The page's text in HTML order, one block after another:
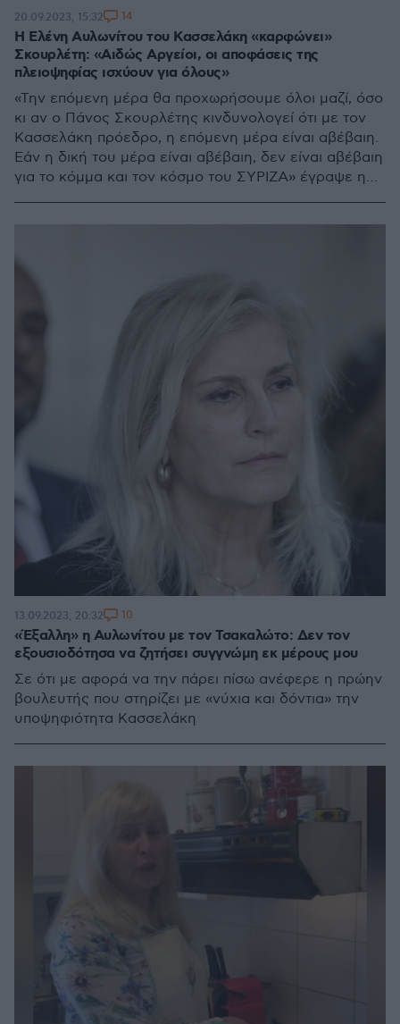
Η Ελένη Αυλωνίτου του Κασσελάκη «καρφώνει»
Σκουρλέτη: «Αιδώς Αργείοι, οι αποφάσεις της
πλειοψηφίας ισχύουν για όλους»
«Την επόμενη μέρα θα προχωρήσουμε όλοι μαζί, όσο
κι αν ο Πάνος Σκουρλέτης κινδυνολογεί ότι με τον
Κασσελάκη πρόεδρο, η επόμενη μέρα είναι αβέβαιη.
Εάν η δική του μέρα είναι αβέβαιη, δεν είναι αβέβαιη
για το κόμμα και τον κόσμο του ΣΥΡΙΖΑ» έγραψε η
20.09.2023, 15:32 14
«Έξαλλη» η Αυλωνίτου με τον Τσακαλώτο: Δεν τον
εξουσιοδότησα να ζητήσει συγγνώμη εκ μέρους μου
Σε ότι με αφορά να την πάρει πίσω ανέφερε η πρώην
βουλευτής που στηρίζει με «νύχια και δόντια» την
υποψηφιότητα Κασσελάκη
13.09.2023, 20:32 10